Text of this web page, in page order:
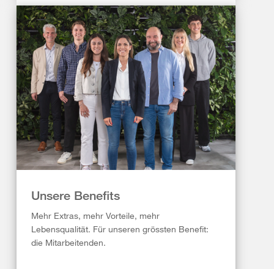
Unsere Benefits
Mehr Extras, mehr Vorteile, mehr
Lebensqualität. Für unseren grössten Benefit:
die Mitarbeitenden.